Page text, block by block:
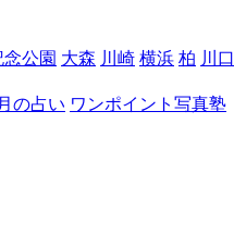
公園 大森 川崎 横浜 柏 川口
の占い ワンポイント写真塾